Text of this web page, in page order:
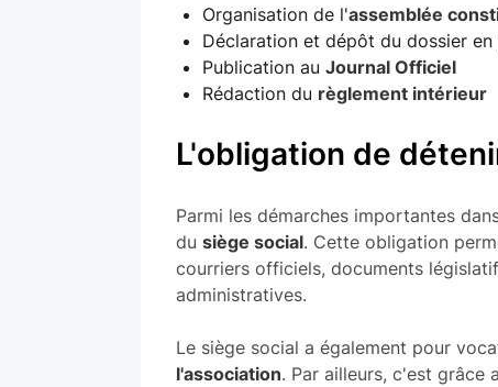
Organisation de l'assemblée
Déclaration et dépôt du dossier en
Publication au Journal Officiel
Rédaction du règlement intérieur
L'obligation de
Parmi les démarches importantes
du siège social. Cette obligation
courriers officiels, documents
administratives.
Le siège social a également pour
l'association. Par ailleurs, c'est grâce